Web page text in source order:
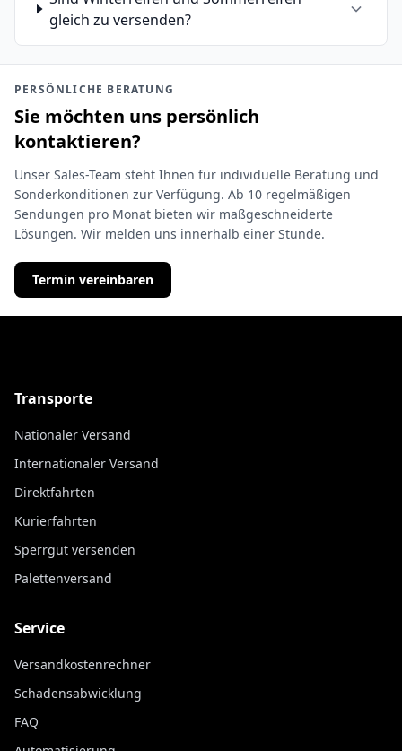
gleich zu versenden?
PERSÖNLICHE BERATUNG
Sie möchten uns persönlich
kontaktieren?
Unser Sales-Team steht Ihnen für individuelle Beratung und
Sonderkonditionen zur Verfügung. Ab 10 regelmäßigen
Sendungen pro Monat bieten wir maßgeschneiderte
Lösungen. Wir melden uns innerhalb einer Stunde.
Termin vereinbaren
Transporte
Nationaler Versand
Internationaler Versand
Direktfahrten
Kurierfahrten
Sperrgut versenden
Palettenversand
Service
Versandkostenrechner
Schadensabwicklung
FAQ